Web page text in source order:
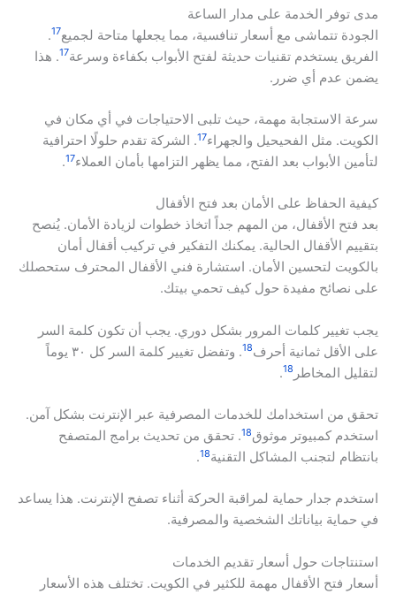
مدى توفر الخدمة على مدار الساعة
الجودة تتماشى مع أسعار تنافسية، مما يجعلها متاحة لجميع17
.
الفريق يستخدم تقنيات حديثة لفتح الأبواب بكفاءة وسرعة17. هذا
يضمن عدم أي ضرر.
سرعة الاستجابة مهمة، حيث تلبى الاحتياجات في أي مكان في
الكويت. مثل الفحيحيل والجهراء17. الشركة تقدم حلولًا احترافية
لتأمين الأبواب بعد الفتح، مما يظهر التزامها بأمان العملاء17
.
كيفية الحفاظ على الأمان بعد فتح الأقفال
بعد فتح الأقفال، من المهم جداً اتخاذ خطوات لزيادة الأمان. يُنصح
بتقييم الأقفال الحالية. يمكنك التفكير في تركيب أقفال أمان
بالكويت لتحسين الأمان. استشارة فني الأقفال المحترف ستحصلك
على نصائح مفيدة حول كيف تحمي بيتك.
يجب تغيير كلمات المرور بشكل دوري. يجب أن تكون كلمة السر
على الأقل ثمانية أحرف18
. وتفضل تغيير كلمة السر كل ٣٠ يوماً
لتقليل المخاطر 18
.
تحقق من استخدامك للخدمات المصرفية عبر الإنترنت بشكل آمن.
استخدم كمبيوتر موثوق18. تحقق من تحديث برامج المتصفح
بانتظام لتجنب المشاكل التقنية18
.
استخدم جدار حماية لمراقبة الحركة أثناء تصفح الإنترنت. هذا يساعد
في حماية بياناتك الشخصية والمصرفية.
استنتاجات حول أسعار تقديم الخدمات
أسعار فتح الأقفال مهمة للكثير في الكويت. تختلف هذه الأسعار